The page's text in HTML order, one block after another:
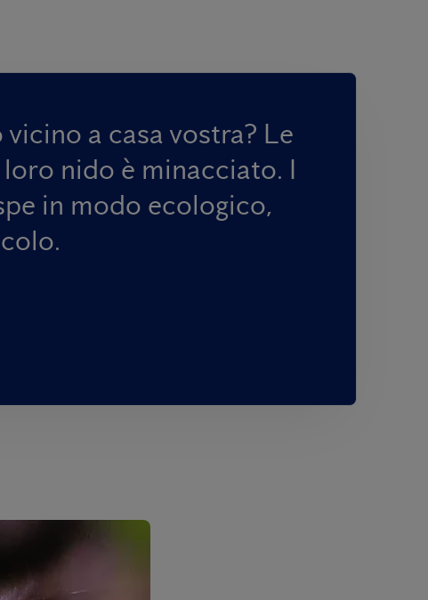
a casa vostra? Le
nido è minacciato. I
in modo ecologico,